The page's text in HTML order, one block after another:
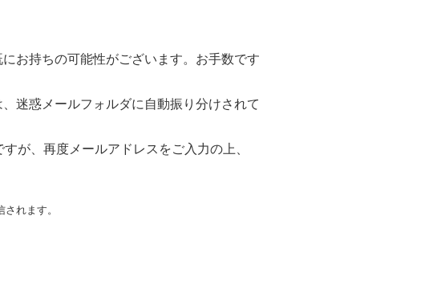
お持ちの可能性がございます。お手数です
迷惑メールフォルダに自動振り分けされて
が、再度メールアドレスをご入力の上、
れます。